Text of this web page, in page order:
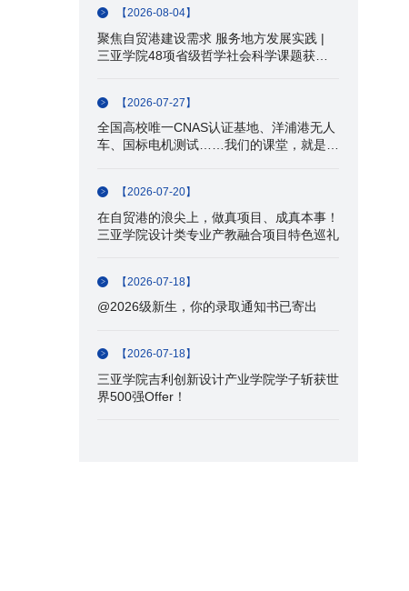
【2026-08-04】
聚焦自贸港建设需求 服务地方发展实践 |
三亚学院48项省级哲学社会科学课题获批
【2026-07-27】
全国高校唯一CNAS认证基地、洋浦港无人
车、国标电机测试……我们的课堂，就是产
【2026-07-20】
在自贸港的浪尖上，做真项目、成真本事！
三亚学院设计类专业产教融合项目特色巡礼
【2026-07-18】
@2026级新生，你的录取通知书已寄出
【2026-07-18】
三亚学院吉利创新设计产业学院学子斩获世
界500强Offer！